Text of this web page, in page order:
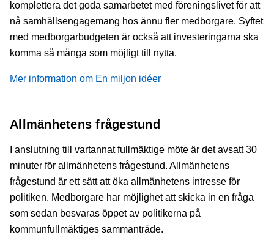
komplettera det goda samarbetet med föreningslivet för att
nå samhällsengagemang hos ännu fler medborgare. Syftet
med medborgarbudgeten är också att investeringarna ska
komma så många som möjligt till nytta.
Mer information om En miljon idéer
Allmänhetens frågestund
I anslutning till vartannat fullmäktige möte är det avsatt 30
minuter för allmänhetens frågestund. Allmänhetens
frågestund är ett sätt att öka allmänhetens intresse för
politiken. Medborgare har möjlighet att skicka in en fråga
som sedan besvaras öppet av politikerna på
kommunfullmäktiges sammanträde.